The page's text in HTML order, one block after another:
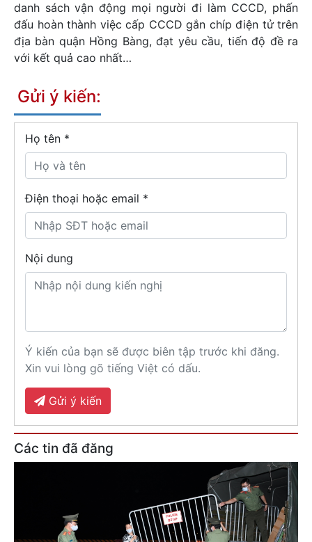
danh sách vận động mọi người đi làm CCCD, phấn
đấu hoàn thành việc cấp CCCD gắn chíp điện tử trên
địa bàn quận Hồng Bàng, đạt yêu cầu, tiến độ đề ra
với kết quả cao nhất…
Gửi ý kiến:
Họ tên *
Điện thoại hoặc email *
Nội dung
Ý kiến của bạn sẽ được biên tập trước khi đăng.
Xin vui lòng gõ tiếng Việt có dấu.
Gửi ý kiến
Các tin đã đăng